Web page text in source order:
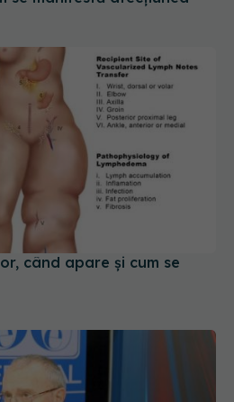
când apare și cum se